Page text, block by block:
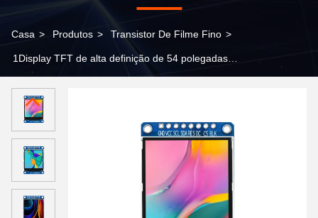
Casa > Produtos > Transistor De Filme Fino >
1Display TFT de alta definição de 54 polegadas
LCD